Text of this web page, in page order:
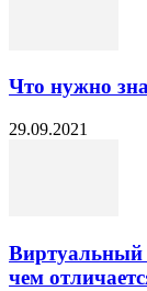
Что нужно
29.09.2021
Виртуальный
чем